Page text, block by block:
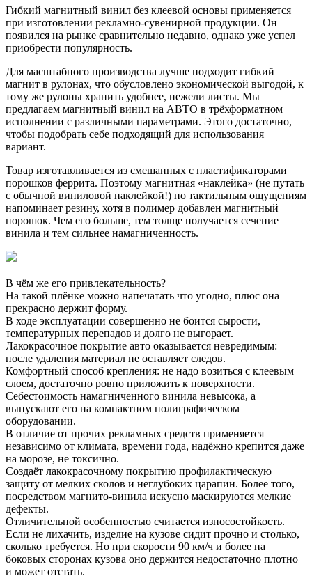
Гибкий магнитный винил без клеевой основы применяется
при изготовлении рекламно-сувенирной продукции. Он
появился на рынке сравнительно недавно, однако уже успел
приобрести популярность.
Для масштабного производства лучше подходит гибкий
магнит в рулонах, что обусловлено экономической выгодой, к
тому же рулоны хранить удобнее, нежели листы. Мы
предлагаем магнитный винил на АВТО в трёхформатном
исполнении с различными параметрами. Этого достаточно,
чтобы подобрать себе подходящий для использования
вариант.
Товар изготавливается из смешанных с пластификаторами
порошков феррита. Поэтому магнитная «наклейка» (не путать
с обычной виниловой наклейкой!) по тактильным ощущениям
напоминает резину, хотя в полимер добавлен магнитный
порошок. Чем его больше, тем толще получается сечение
винила и тем сильнее намагниченность.
В чём же его привлекательность?
На такой плёнке можно напечатать что угодно, плюс она
прекрасно держит форму.
В ходе эксплуатации совершенно не боится сырости,
температурных перепадов и долго не выгорает.
Лакокрасочное покрытие авто оказывается невредимым:
после удаления материал не оставляет следов.
Комфортный способ крепления: не надо возиться с клеевым
слоем, достаточно ровно приложить к поверхности.
Себестоимость намагниченного винила невысока, а
выпускают его на компактном полиграфическом
оборудовании.
В отличие от прочих рекламных средств применяется
независимо от климата, времени года, надёжно крепится даже
на морозе, не токсично.
Создаёт лакокрасочному покрытию профилактическую
защиту от мелких сколов и неглубоких царапин. Более того,
посредством магнито-винила искусно маскируются мелкие
дефекты.
Отличительной особенностью считается износостойкость.
Если не лихачить, изделие на кузове сидит прочно и столько,
сколько требуется. Но при скорости 90 км/ч и более на
боковых сторонах кузова оно держится недостаточно плотно
и может отстать.